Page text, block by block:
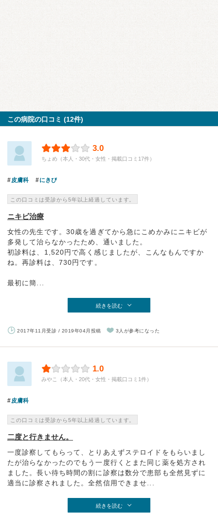
この病院の口コミ (12件)
3.0
ちょめ（本人・30代・女性・掲載口コミ17件）
皮膚科 にきび
この口コミは受診から5年以上経過しています。
ニキビ治療
女性の先生です。30歳を過ぎてから急にこめかみにニキビが
多発して治らなかったため、通いました。
初診料は、1,520円で高く感じましたが、こんなもんですか
ね。再診料は、730円です。
最初に簡...
続きを読む
2017年11月受診 / 2019年04月投稿 3人が参考になった
1.0
みやこ（本人・20代・女性・掲載口コミ1件）
皮膚科
この口コミは受診から5年以上経過しています。
二度と行きません。
一度診察してもらって、とりあえずステロイドをもらいまし
たが治らなかったのでもう一度行くとまた同じ薬を処方され
ました。長い待ち時間の割に診察は数分で患部も全然見ずに
適当に診察されました。全然信用できませ...
続きを読む